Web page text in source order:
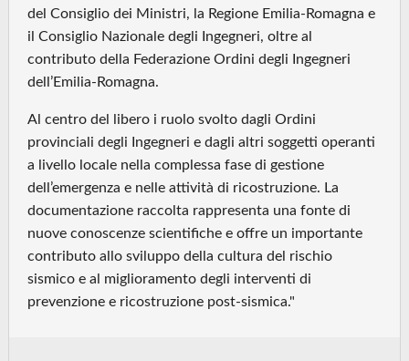
del Consiglio dei Ministri, la Regione Emilia-Romagna e
il Consiglio Nazionale degli Ingegneri, oltre al
contributo della Federazione Ordini degli Ingegneri
dell’Emilia-Romagna.
Al centro del libero i ruolo svolto dagli Ordini
provinciali degli Ingegneri e dagli altri soggetti operanti
a livello locale nella complessa fase di gestione
dell’emergenza e nelle attività di ricostruzione. La
documentazione raccolta rappresenta una fonte di
nuove conoscenze scientifiche e offre un importante
contributo allo sviluppo della cultura del rischio
sismico e al miglioramento degli interventi di
prevenzione e ricostruzione post-sismica."